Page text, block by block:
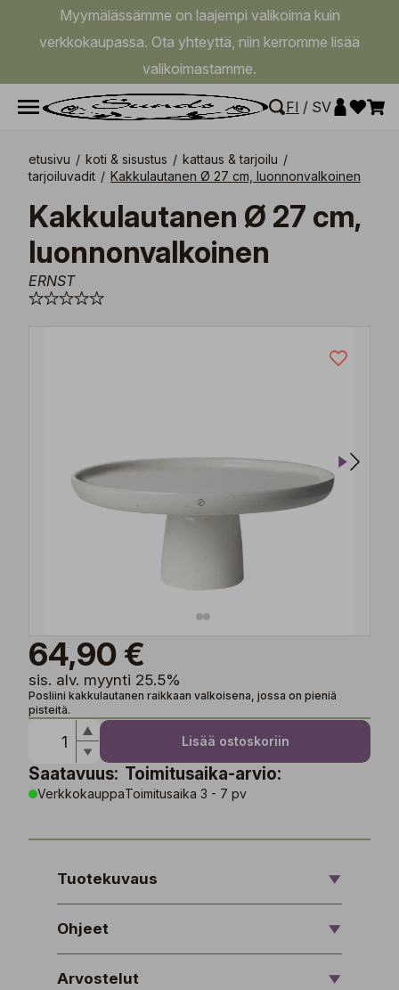
Myymälässämme on laajempi valikoima kuin
verkkokaupassa. Ota yhteyttä, niin kerromme lisää
valikoimastamme.
FI / SV
etusivu / koti & sisustus / kattaus & tarjoilu /
tarjoiluvadit / Kakkulautanen Ø 27 cm, luonnonvalkoinen
Kakkulautanen Ø 27 cm,
luonnonvalkoinen
ERNST
64,90 €
sis. alv. myynti 25.5%
Posliini kakkulautanen raikkaan valkoisena, jossa on pieniä
pisteitä.
Lisää ostoskoriin
Saatavuus:
Verkkokauppa
Toimitusaika-arvio:
Toimitusaika 3 - 7 pv
Tuotekuvaus
Ohjeet
Arvostelut